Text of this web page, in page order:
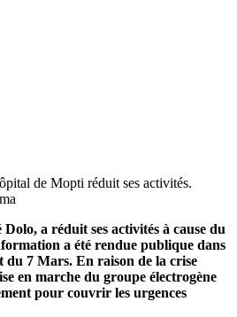
de Mopti réduit ses activités.
a réduit ses activités à cause du
a été rendue publique dans
du 7 Mars. En raison de la crise
en marche du groupe électrogène
pour couvrir les urgences